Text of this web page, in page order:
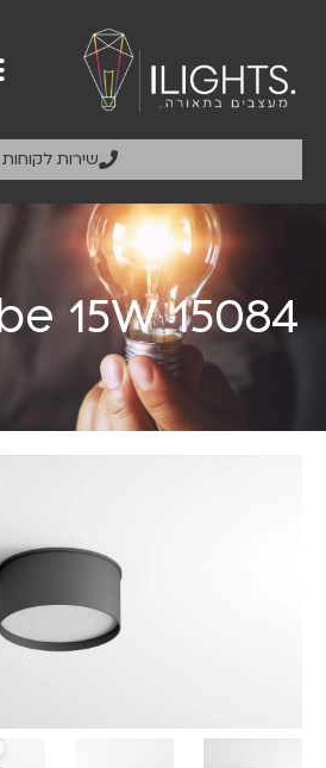
שירות לקוחות
15W 15084